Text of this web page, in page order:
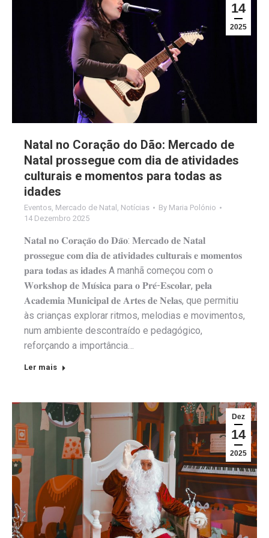
14
2025
Natal no Coração do Dão: Mercado de
Natal prossegue com dia de atividades
culturais e momentos para todas as
idades
Eventos Mercado de Natal Notícias By Maria Polónio
14 Dezembro 2025
𝐍𝐚𝐭𝐚𝐥 𝐧𝐨 𝐂𝐨𝐫𝐚𝐜̧𝐚̃𝐨 𝐝𝐨 𝐃𝐚̃𝐨: 𝐌𝐞𝐫𝐜𝐚𝐝𝐨 𝐝𝐞 𝐍𝐚𝐭𝐚𝐥
𝐩𝐫𝐨𝐬𝐬𝐞𝐠𝐮𝐞 𝐜𝐨𝐦 𝐝𝐢𝐚 𝐝𝐞 𝐚𝐭𝐢𝐯𝐢𝐝𝐚𝐝𝐞𝐬 𝐜𝐮𝐥𝐭𝐮𝐫𝐚𝐢𝐬 𝐞 𝐦𝐨𝐦𝐞𝐧𝐭𝐨𝐬
𝐩𝐚𝐫𝐚 𝐭𝐨𝐝𝐚𝐬 𝐚𝐬 𝐢𝐝𝐚𝐝𝐞𝐬 A manhã começou com o
𝐖𝐨𝐫𝐤𝐬𝐡𝐨𝐩 𝐝𝐞 𝐌𝐮́𝐬𝐢𝐜𝐚 𝐩𝐚𝐫𝐚 𝐨 𝐏𝐫𝐞́-𝐄𝐬𝐜𝐨𝐥𝐚𝐫, 𝐩𝐞𝐥𝐚
𝐀𝐜𝐚𝐝𝐞𝐦𝐢𝐚 𝐌𝐮𝐧𝐢𝐜𝐢𝐩𝐚𝐥 𝐝𝐞 𝐀𝐫𝐭𝐞𝐬 𝐝𝐞 𝐍𝐞𝐥𝐚𝐬, que permitiu
às crianças explorar ritmos, melodias e movimentos,
num ambiente descontraído e pedagógico,
reforçando a importância…
Ler mais
Dez
14
2025